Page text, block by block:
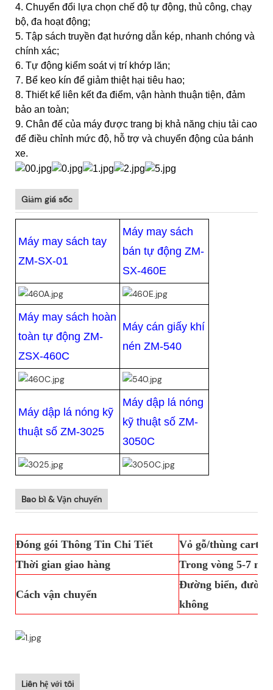
4. Chuyển đổi lựa chọn chế độ tự động, thủ công, chạy
bộ, đa hoạt động;
5. Tập sách truyền đạt hướng dẫn kép, nhanh chóng và
chính xác;
6. Tự động kiểm soát vị trí khớp lăn;
7. Bể keo kín để giảm thiệt hại tiêu hao;
8. Thiết kế liên kết đa điểm, vận hành thuận tiện, đảm
bảo an toàn;
9. Chân đế của máy được trang bị khả năng chịu tải cao
để điều chỉnh mức độ, hỗ trợ và chuyển động của bánh
xe.
Giảm giá sốc
Máy may sách tay
ZM-SX-01
Máy may sách
bán tự động ZM-
SX-460E
Máy may sách hoàn
toàn tự động ZM-
ZSX-460C
Máy cán giấy khí
nén ZM-540
Máy dập lá nóng kỹ
thuật số ZM-3025
Máy dập lá nóng
kỹ thuật số ZM-
3050C
Bao bì & Vận chuyển
Đóng gói Thông Tin Chi Tiết
Vỏ gỗ/thùng carton
Thời gian giao hàng
Trong vòng 5-7
Cách vận chuyển
Đường biển, đường
không
Liên hệ với tôi